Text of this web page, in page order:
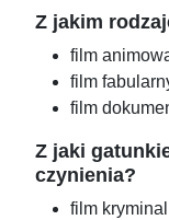
Z jakim
film
film
film
Z jaki
czynienia?
film